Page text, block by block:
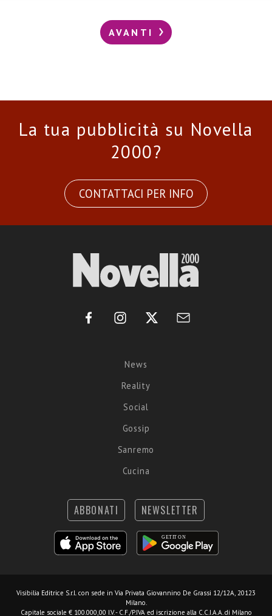
AVANTI
La tua pubblicità su Novella
2000?
CONTATTACI PER INFO
News
Reality
Social
Gossip
Sanremo
Cucina
ABBONATI NEWSLETTER
Visibilia Editrice S.r.l. con sede in Via Privata Giovannino De Grassi 12/12A, 20123
Milano.
Capitale sociale € 100.000,00 I.V. - C.F./P.IVA ed iscrizione alla C.C.I.A.A. di Milano